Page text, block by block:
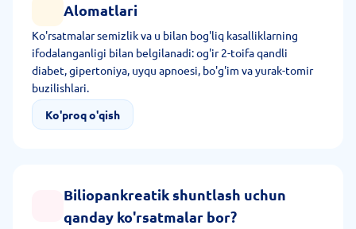
Alomatlari
Ko'rsatmalar semizlik va u bilan bog'liq kasalliklarning
ifodalanganligi bilan belgilanadi: og'ir 2-toifa qandli
diabet, gipertoniya, uyqu apnoesi, bo'g'im va yurak-tomir
buzilishlari.
Ko'proq o'qish
Biliopankreatik shuntlash uchun
qanday ko'rsatmalar bor?